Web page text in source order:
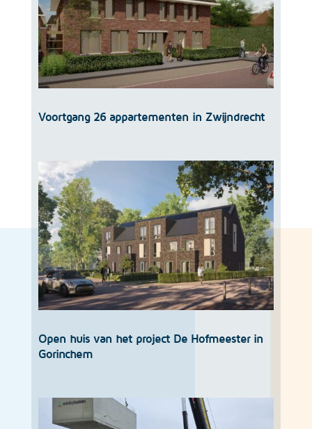
Voortgang 26 appartementen in Zwijndrecht
Open huis van het project De Hofmeester in
Gorinchem